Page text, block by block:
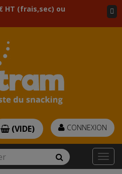
HT (frais,sec) ou
Rechercher
CONNEXION
(VIDE)